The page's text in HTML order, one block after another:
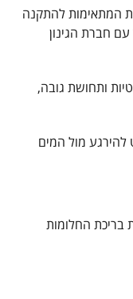
המתאימות להתקנה
חברת הגינון
ותחושת גובה,
להירגע מול המים
בריכת החלומות